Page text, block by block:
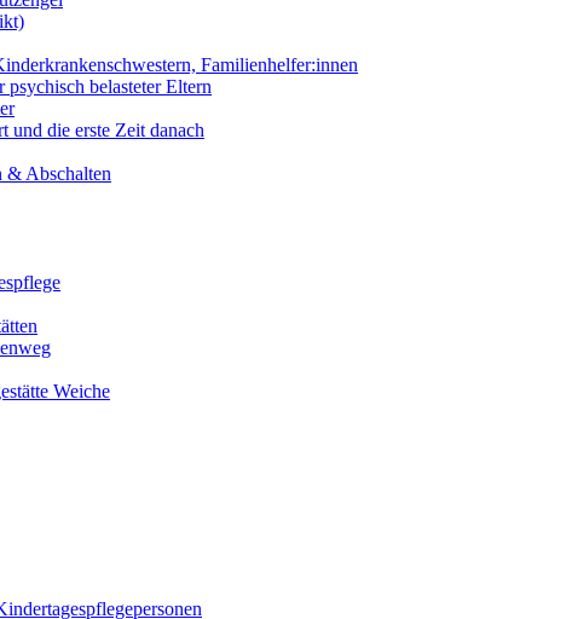
Familienhelfer:innen
belasteter Eltern
und die erste Zeit danach
& Abschalten
Weiche